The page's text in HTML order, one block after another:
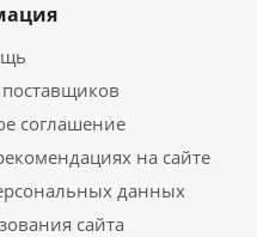
соглашение
на сайте
данных
сайта